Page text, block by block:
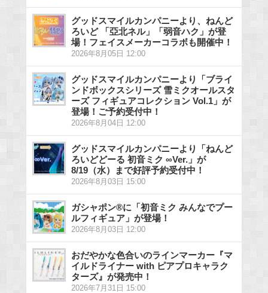
グッドスマイルカンパニーより、ねんど
ろいど 「亞北ネル」「弱音ハク」が登
場！フェイスメーカーコラボも開催中！
2026年8月05日 12:00
グッドスマイルカンパニーより「ブライ
ンドボックスシリーズ 雪ミクオールスタ
ーズ フィギュアコレクション Vol.1」が
登場！ご予約受付中！
2026年8月04日 12:00
グッドスマイルカンパニーより「ねんど
ろいどどーる 初音ミク ∞Ver.」が
8/19（水）まで好評予約受付中！
2026年8月03日 15:00
ガシャポン®に「初音ミク みんなでプー
ルフィギュア」が登場！
2026年8月03日 12:00
おだやかな色合いのラインマーカー『マ
イルドライナー with ピアプロキャラク
ターズ』が発売中！
2026年7月31日 15:00